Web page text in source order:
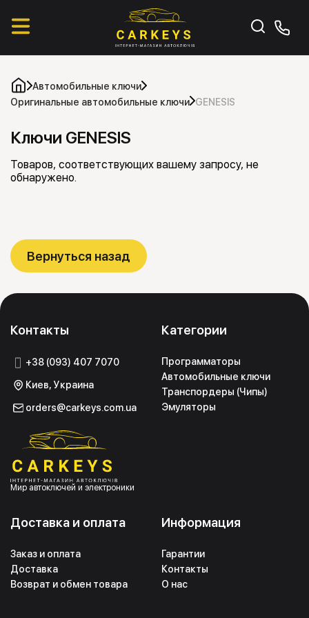
Автомобильные ключи
Оригинальные автомобильные ключи GENESIS
Ключи GENESIS
Товаров, соответствующих вашему запросу, не
обнаружено.
Контакты
+38 (093) 407 7070
Киев, Украина
orders@carkeys.com.ua
Мир автоключей и электроники
Категории
Программаторы
Автомобильные ключи
Транспордеры (Чипы)
Эмуляторы
Информация
Гарантии
Контакты
О нас
Доставка и оплата
Заказ и оплата
Доставка
Возврат и обмен товара